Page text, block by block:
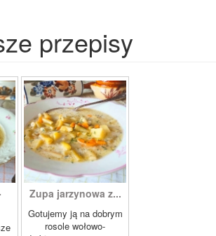
przepisy
Zupa jarzynowa z...
Gotujemy ją na dobrym
rosole wołowo-